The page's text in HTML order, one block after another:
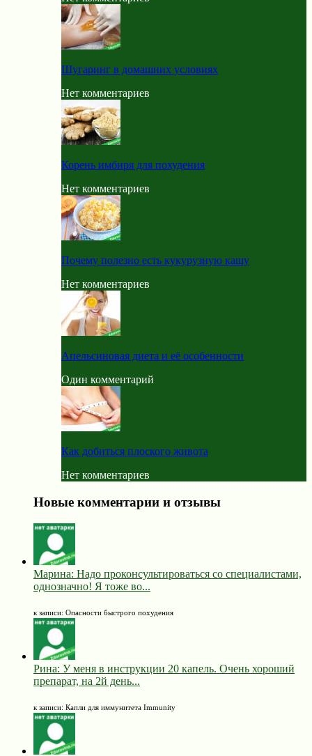
Шугаринг в домашних условиях
Нет комментариев
Корень имбиря для похудения
Нет комментариев
Почему полезно есть кукурузную кашу
Нет комментариев
Апельсиновая диета и её особенности
Один комментарий
Как добиться плоского живота
Нет комментариев
Новые комментарии и отзывы
Марина: Надо проконсультироваться со специалистами,
однозначно! Я тоже во...
к записи: Опасности быстрого похудения
Рина: У меня в инструкции 20 капель. Очень хороший
препарат, на 2й день...
к записи: Капли для иммунитета Immunity